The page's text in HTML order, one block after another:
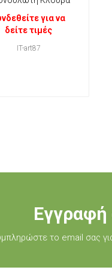
για να
δείτε τιμές
IT-art87
Εγγραφή
τo email σας